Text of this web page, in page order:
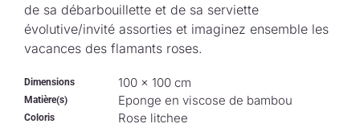
de sa débarbouillette et de sa serviette
évolutive/invité assorties et imaginez ensemble les
vacances des flamants roses.
Dimensions 100 × 100 cm
Matière(s) Eponge en viscose de bambou
Coloris Rose litchee